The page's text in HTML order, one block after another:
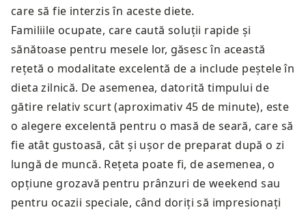
care să fie interzis în aceste diete.
Familiile ocupate, care caută soluții rapide și
sănătoase pentru mesele lor, găsesc în această
rețetă o modalitate excelentă de a include peștele în
dieta zilnică. De asemenea, datorită timpului de
gătire relativ scurt (aproximativ 45 de minute), este
o alegere excelentă pentru o masă de seară, care să
fie atât gustoasă, cât și ușor de preparat după o zi
lungă de muncă. Rețeta poate fi, de asemenea, o
opțiune grozavă pentru prânzuri de weekend sau
pentru ocazii speciale, când doriți să impresionați